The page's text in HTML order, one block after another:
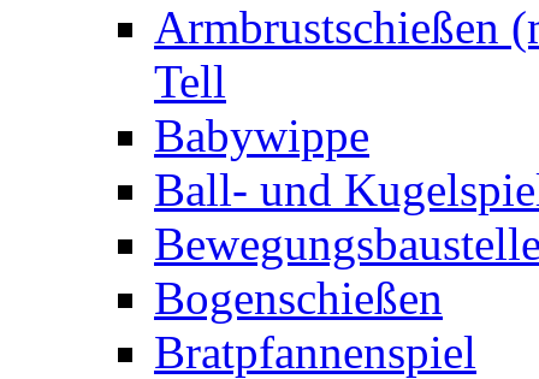
Armbrustschießen
Tell
Babywippe
Ball- und
Bogenschießen
Bratpfannenspiel